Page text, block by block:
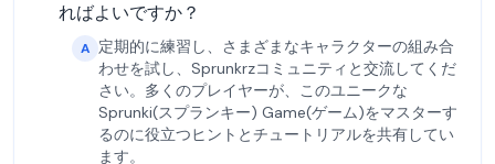
ればよいですか？
A 定期的に練習し、さまざまなキャラクターの組み合
わせを試し、Sprunkrzコミュニティと交流してくだ
さい。多くのプレイヤーが、このユニークな
Sprunki(スプランキー) Game(ゲーム)をマスターす
るのに役立つヒントとチュートリアルを共有してい
ます。